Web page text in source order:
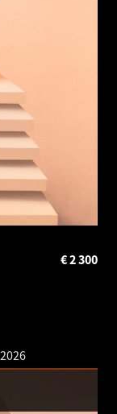
2 300
€